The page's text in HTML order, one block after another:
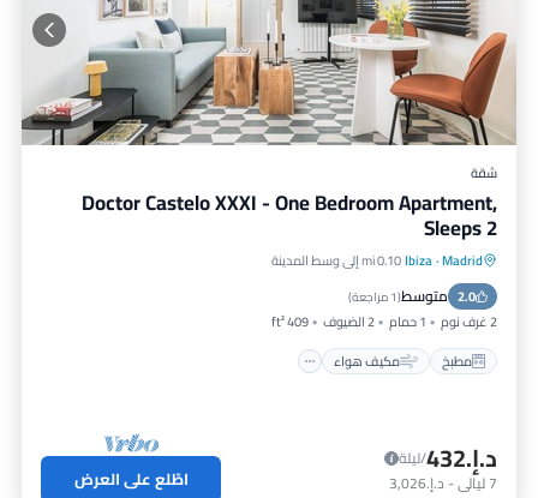
شقة
Doctor Castelo XXXI - One Bedroom Apartment,
Sleeps 2
Madrid
·
Ibiza0.10 mi إلى وسط المدينة
2.0 متوسط(1 مراجعة )
2 غرف نوم 1 حمام 2 الضيوف
409 ft²
مطبخ
مكيف هواء
مطبخ مكيف هواء
مناسب للحيوانات الأليفة
د.إ.‏432
/ليلة
7ليالي- د.إ.‏3,026 اطّلع على العرض